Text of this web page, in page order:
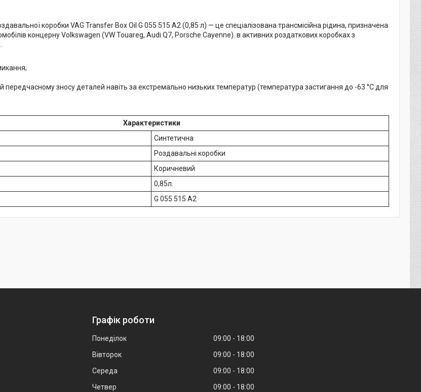
коробки VAG Transfer Box Oil G 055 515 A2 (0,85 л) — це спеціалізована трансмісійна рідина, призначена
концерну Volkswagen (VW Touareg, Audi Q7, Porsche Cayenne). в активних роздаткових коробках з
передчасному зносу деталей навіть за екстремально низьких температур (температура застигання до -63 °C для
Характеристики
Синтетична
Роздавальні коробки
Коричневий
0,85л.
G 055 515 A2
Графік роботи
Понеділок 09:00
18:00
Вівторок
09:00
18:00
Середа
09:00
18:00
Четвер
09:00 18:00